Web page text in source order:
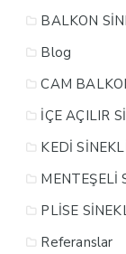
BALKON
Blog
CAM
İÇE AÇILIR
KEDİ
MENTEŞELİ
PLİSE
Referanslar